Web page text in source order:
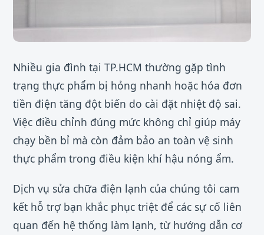
Nhiều gia đình tại TP.HCM thường gặp tình
trạng thực phẩm bị hỏng nhanh hoặc hóa đơn
tiền điện tăng đột biến do cài đặt nhiệt độ sai.
Việc điều chỉnh đúng mức không chỉ giúp máy
chạy bền bỉ mà còn đảm bảo an toàn vệ sinh
thực phẩm trong điều kiện khí hậu nóng ẩm.
Dịch vụ sửa chữa điện lạnh của chúng tôi cam
kết hỗ trợ bạn khắc phục triệt để các sự cố liên
quan đến hệ thống làm lạnh, từ hướng dẫn cơ